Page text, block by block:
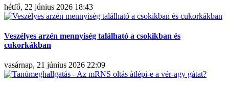
hétfő, 22 június 2026 18:43
Veszélyes arzén mennyiség található a csokikban és
cukorkákban
vasárnap, 21 június 2026 22:09